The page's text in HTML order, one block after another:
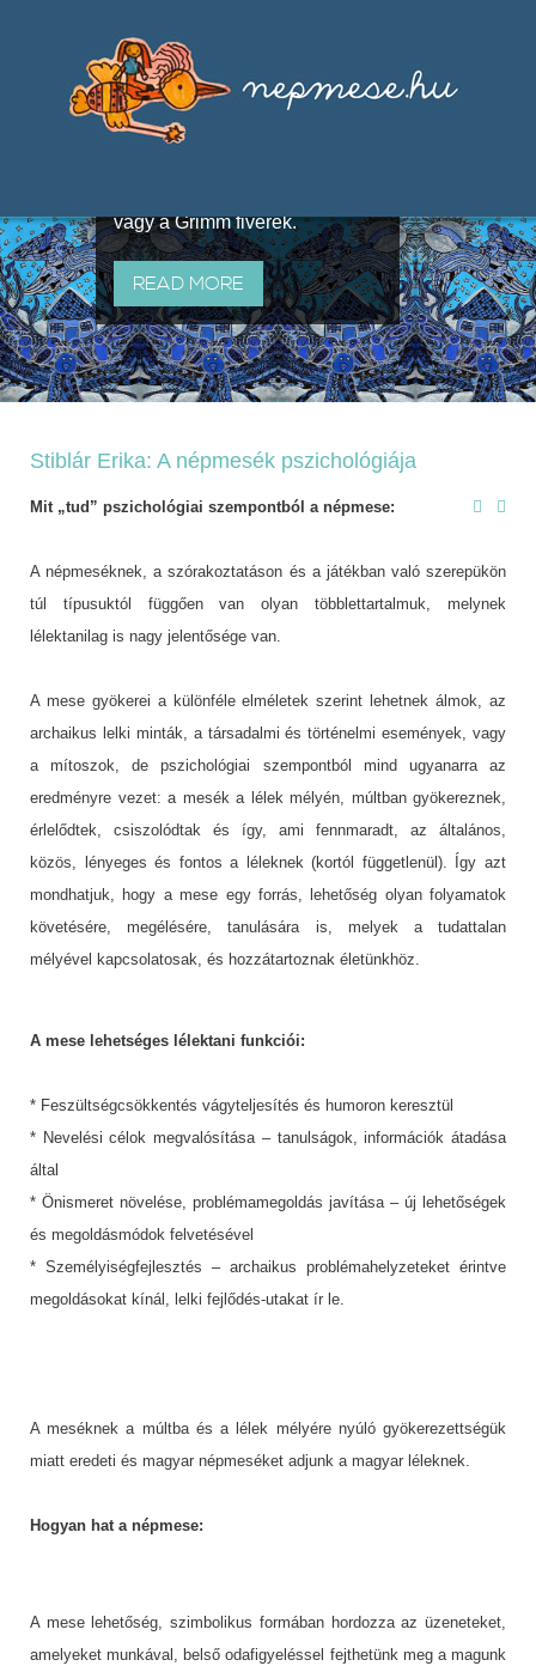
útján terjedő elbeszélésekből,
melyeket olyan ismert gyűjtők
állítottak össze, mint Benedek
vagy a Grimm fivérek.
READ MORE
Stiblár Erika: A népmesék pszichológiája
Mit „tud” pszichológiai szempontból a népmese:
A népmeséknek, a szórakoztatáson és a játékban való szerepükön
túl típusuktól függően van olyan többlettartalmuk, melynek
lélektanilag is nagy jelentősége van.
A mese gyökerei a különféle elméletek szerint lehetnek álmok, az
archaikus lelki minták, a társadalmi és történelmi események, vagy
a mítoszok, de pszichológiai szempontból mind ugyanarra az
eredményre vezet: a mesék a lélek mélyén, múltban gyökereznek,
érlelődtek, csiszolódtak és így, ami fennmaradt, az általános,
közös, lényeges és fontos a léleknek (kortól függetlenül). Így azt
mondhatjuk, hogy a mese egy forrás, lehetőség olyan folyamatok
követésére, megélésére, tanulására is, melyek a tudattalan
mélyével kapcsolatosak, és hozzátartoznak életünkhöz.
A mese lehetséges lélektani funkciói:
* Feszültségcsökkentés vágyteljesítés és humoron keresztül
* Nevelési célok megvalósítása – tanulságok, információk átadása
által
* Önismeret növelése, problémamegoldás javítása – új lehetőségek
és megoldásmódok felvetésével
* Személyiségfejlesztés – archaikus problémahelyzeteket érintve
megoldásokat kínál, lelki fejlődés-utakat ír le.
A meséknek a múltba és a lélek mélyére nyúló gyökerezettségük
miatt eredeti és magyar népmeséket adjunk a magyar léleknek.
Hogyan hat a népmese:
A mese lehetőség, szimbolikus formában hordozza az üzeneteket,
amelyeket munkával, belső odafigyeléssel fejthetünk meg a magunk